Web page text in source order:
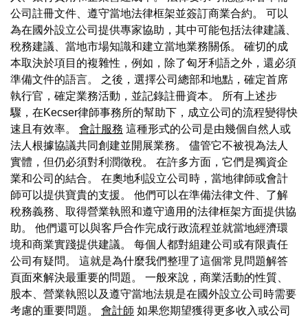
公司註冊文件、遵守當地法律框架並簽訂商業合約。 可以
為在國外設立公司提供專家協助，其中可能包括法律建議、
稅務建議、當地市場知識和建立當地業務關係。 確切的成
本取決於項目的複雜性，例如，除了匈牙利語之外，還必須
準備文件的語言。 之後，選擇公司總部和地點，確定首席
執行官，確定業務活動，並記錄註冊資本。 所有上述步
驟，在Kecser律師事務所的幫助下，成立公司的流程變得快
速且有效率。 會計服務 這種形式的公司是由幾個自然人或
法人根據協議共同創建並開展業務。 儘管它不被視為法人
實體，但仍必須對利潤徵稅。 在許多方面，它們是獨資企
業和公司的結合。 在奧地利設立公司時，當地律師或會計
師可以提供寶貴的支援。 他們可以在準備法律文件、了解
稅務義務、取得營業執照和遵守適用的法律框架方面提供協
助。 他們還可以與客戶合作完成行政流程並就當地經濟環
境和商業實踐提供建議。 每個人都對組建公司或有限責任
公司有疑問。 這就是為什麼我們整理了這個常見問題解答
頁面來解決最重要的問題。 一般來說，商業活動的性質、
股本、營業執照以及遵守當地法規是在國外設立公司時需要
考慮的重要問題。 會計師 如果您期望獲得更多收入或公司